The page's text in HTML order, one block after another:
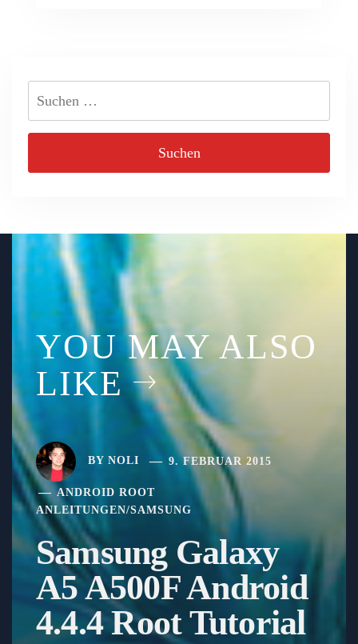
YOU MAY ALSO
LIKE
BY NOLI 9. FEBRUAR 2015
ANDROID ROOT
ANLEITUNGEN/SAMSUNG
Samsung Galaxy
A5 A500F Android
4.4.4 Root Tutorial